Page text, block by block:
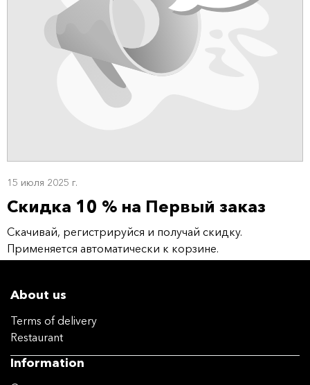
15 июля 2025 г.
Скидка 10 % на Первый заказ
Скачивай, регистрируйся и получай скидку.
Применяется автоматически к корзине.
About us
Terms of delivery
Restaurant
Information